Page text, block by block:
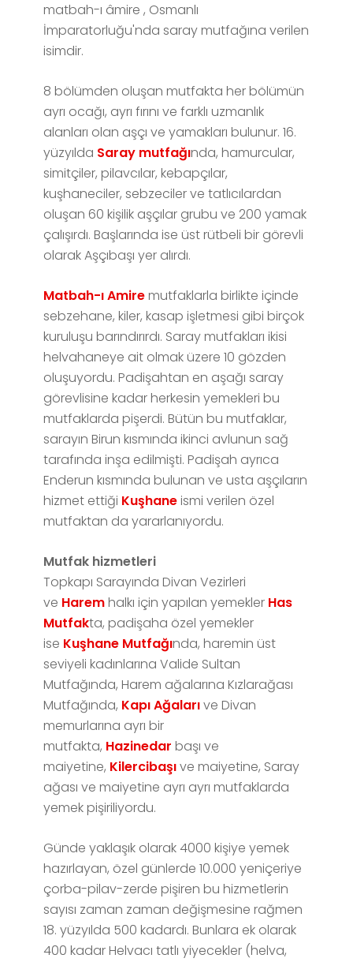
matbah-ı âmire , Osmanlı
İmparatorluğu'nda saray mutfağına verilen
isimdir.
8 bölümden oluşan mutfakta her bölümün
ayrı ocağı, ayrı fırını ve farklı uzmanlık
alanları olan aşçı ve yamakları bulunur. 16.
yüzyılda Saray mutfağında, hamurcular,
simitçiler, pilavcılar, kebapçılar,
kuşhaneciler, sebzeciler ve tatlıcılardan
oluşan 60 kişilik aşçılar grubu ve 200 yamak
çalışırdı. Başlarında ise üst rütbeli bir görevli
olarak Aşçıbaşı yer alırdı.
Matbah-ı Amiremutfaklarla birlikte içinde
sebzehane, kiler, kasap işletmesi gibi birçok
kuruluşu barındırırdı. Saray mutfakları ikisi
helvahaneye ait olmak üzere 10 gözden
oluşuyordu. Padişahtan en aşağı saray
görevlisine kadar herkesin yemekleri bu
mutfaklarda pişerdi. Bütün bu mutfaklar,
sarayın Birun kısmında ikinci avlunun sağ
tarafında inşa edilmişti. Padişah ayrıca
Enderun kısmında bulunan ve usta aşçıların
hizmet ettiği Kuşhaneismi verilen özel
mutfaktan da yararlanıyordu.
Mutfak hizmetleri
Topkapı Sarayında Divan Vezirleri
ve Haremhalkı için yapılan yemekler Has
Mutfakta, padişaha özel yemekler
ise Kuşhane Mutfağında, haremin üst
seviyeli kadınlarına Valide Sultan
Mutfağında, Harem ağalarına Kızlarağası
Mutfağında, Kapı Ağalarıve Divan
memurlarına ayrı bir
mutfakta, Hazinedar başı ve
maiyetine, Kilercibaşıve maiyetine, Saray
ağası ve maiyetine ayrı ayrı mutfaklarda
yemek pişiriliyordu.
Günde yaklaşık olarak 4000 kişiye yemek
hazırlayan, özel günlerde 10.000 yeniçeriye
çorba-pilav-zerde pişiren bu hizmetlerin
sayısı zaman zaman değişmesine rağmen
18. yüzyılda 500 kadardı. Bunlara ek olarak
400 kadar Helvacı tatlı yiyecekler (helva,